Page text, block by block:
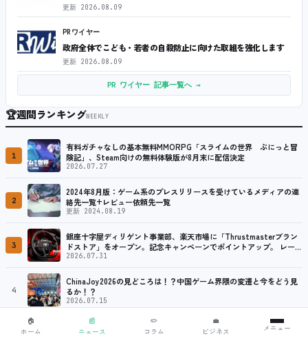
更新 2026.08.09
PRワイヤー
政府全体でこども・若者の自殺防止に向けた取組を強化します
更新 2026.08.09
PR ワイヤー 記事一覧へ →
🏆週間ランキングWEEKLY
1
有料ガチャなしの基本無料MMORPG「スライムの世界 ぷにっと冒
険記」、Steam向けの無料体験版が8月末に配信決定
2026.07.27
2
2024年8月版：ゲーム系のプレスリリースを受けているメディアの連
絡先一覧+レビュー依頼先一覧
更新 2024.08.19
3
銀座十字屋ディリゲント事業部、楽天市場に「Thrustmasterブラン
ドストア」をオープン。記念キャンペーンでポイントアップ。 レーシ
ング／フライトシム向けコントローラーを中心に、幅広くラインナッ
2026.07.31
4
ChinaJoy2026の見どころは！？中国ゲーム界隈の変遷と今をどう見
るか！？
2026.07.15
断崖絶壁に海賊のアジトを築く街づくりゲーム「Corsair Cove」、
1.0正式版が配信開始！
🏠
ホーム
📰
ニュース
✏️
コラム
💼
ビジネス
メニュー